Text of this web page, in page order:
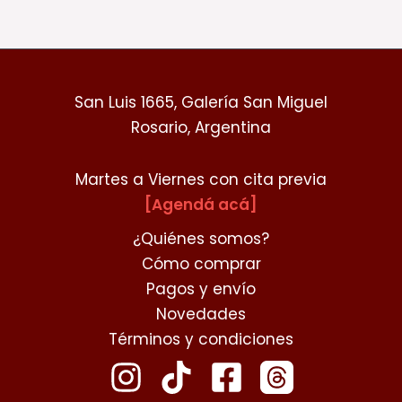
San Luis 1665, Galería San Miguel
Rosario, Argentina
Martes a Viernes con cita previa
[Agendá acá]
¿Quiénes somos?
Cómo comprar
Pagos y envío
Novedades
Términos y condiciones